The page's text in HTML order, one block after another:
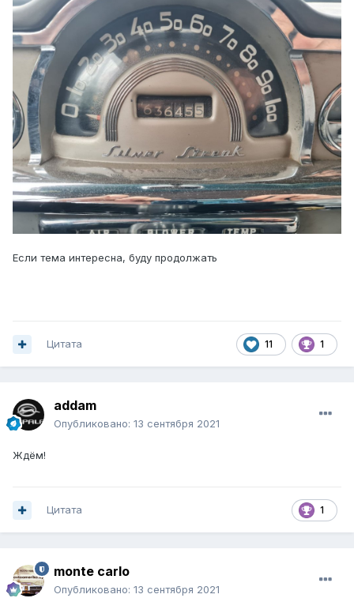
Если тема интересна, буду продолжать
11 1
Цитата
addam
Опубликовано: 13 сентября 2021
Ждём!
1
Цитата
monte carlo
Опубликовано: 13 сентября 2021